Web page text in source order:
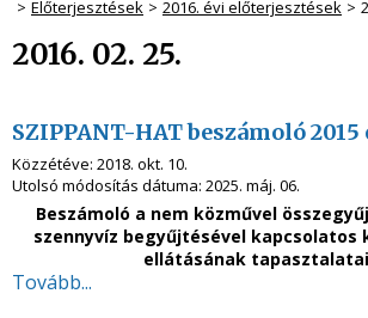
Előterjesztések
2016. évi előterjesztések
2016. 02. 25.
SZIPPANT-HAT beszámoló
Közzétéve: 2018. okt. 10.
Utolsó módosítás dátuma: 2025. máj. 06.
Beszámoló a nem közművel
szennyvíz begyűjtésével kapcsolatos
ellátásának
Tovább...